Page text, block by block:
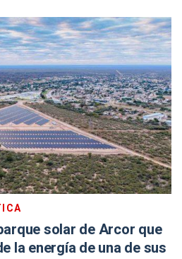
solar de Arcor que
la energía de una de sus